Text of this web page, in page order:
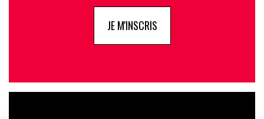
JE M'INSCRIS